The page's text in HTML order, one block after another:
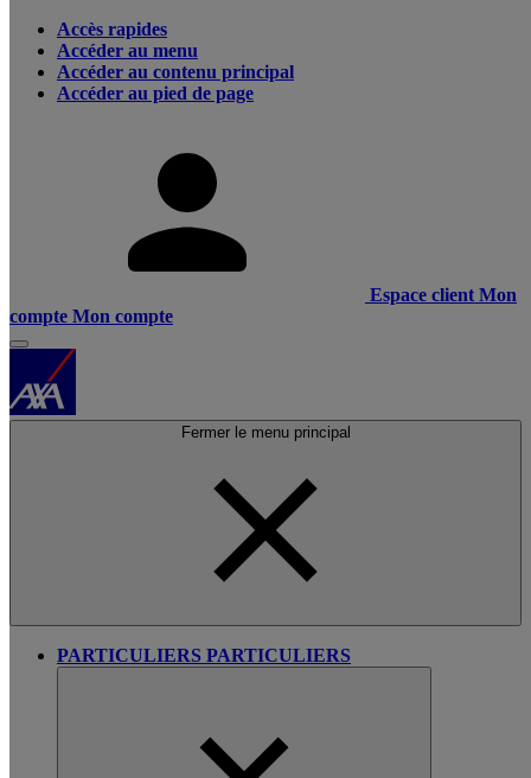
Accès rapides
Accéder au menu
Accéder au contenu principal
Accéder au pied de page
Espace client Mon
compte Mon compte
Fermer le menu principal
PARTICULIERS PARTICULIERS